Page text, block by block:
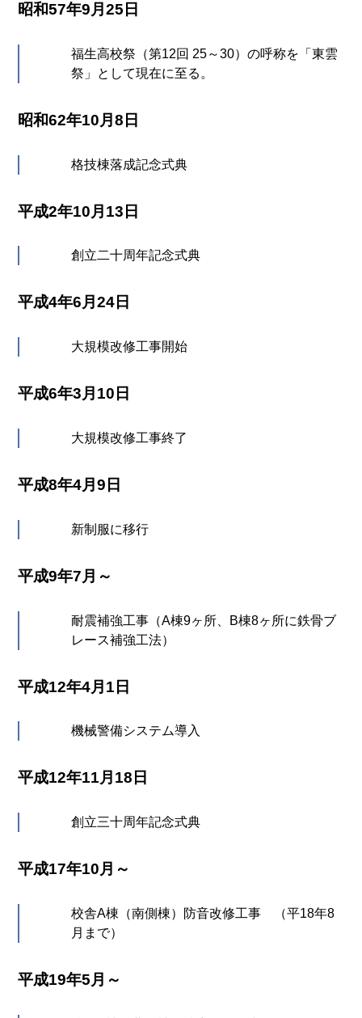
昭和57年9月25日
福生高校祭（第12回 25～30）の呼称を「東雲
祭」として現在に至る。
昭和62年10月8日
格技棟落成記念式典
平成2年10月13日
創立二十周年記念式典
平成4年6月24日
大規模改修工事開始
平成6年3月10日
大規模改修工事終了
平成8年4月9日
新制服に移行
平成9年7月～
耐震補強工事（A棟9ヶ所、B棟8ヶ所に鉄骨ブ
レース補強工法）
平成12年4月1日
機械警備システム導入
平成12年11月18日
創立三十周年記念式典
平成17年10月～
校舎A棟（南側棟）防音改修工事 （平18年8
月まで）
平成19年5月～